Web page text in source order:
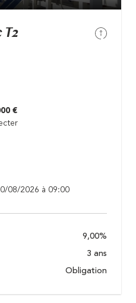
T2
€
08/2026 à 09:00
9,00%
3 ans
Obligation